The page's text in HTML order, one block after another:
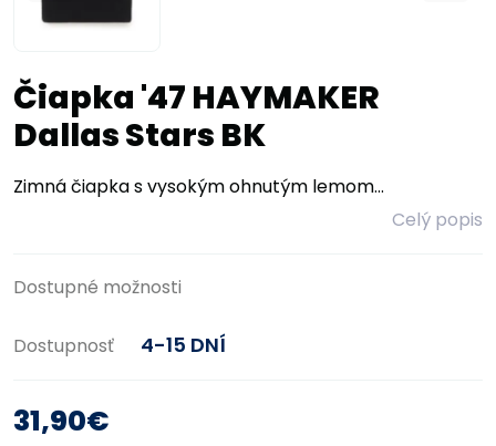
Čiapka '47 HAYMAKER
Dallas Stars BK
Zimná čiapka s vysokým ohnutým lemom...
Celý popis
Dostupné možnosti
Dostupnosť 4-15 DNÍ
31,90€